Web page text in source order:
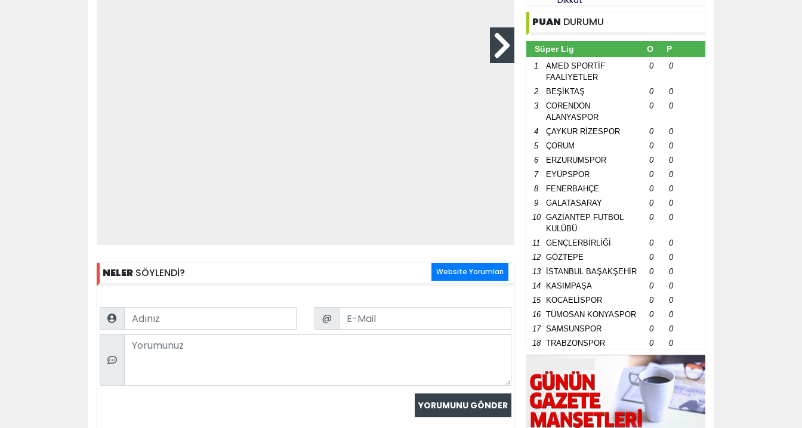
NELER SÖYLENDİ? Website Yorumları
Name Email
@
Comment
PUAN DURUMU
Süper Lig O P
1
AMED SPORTİF
FAALİYETLER
0 0
2 BEŞİKTAŞ 0
0
3
CORENDON
ALANYASPOR
0 0
4 ÇAYKUR RİZESPOR 0
0
5
ÇORUM 0
0
6
ERZURUMSPOR 0
0
7
EYÜPSPOR 0
0
8
FENERBAHÇE 0
0
9
GALATASARAY 0
0
10
GAZİANTEP FUTBOL
KULÜBÜ
0 0
11 GENÇLERBİRLİĞİ 0
0
12
GÖZTEPE 0
0
13
İSTANBUL BAŞAKŞEHİR 0
0
14
KASIMPAŞA 0
0
15
KOCAELİSPOR 0
0
16
TÜMOSAN KONYASPOR 0
0
17
SAMSUNSPOR 0
0
18
TRABZONSPOR 0 0